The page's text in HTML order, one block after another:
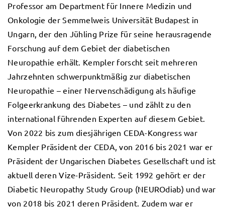
Professor am Department für Innere Medizin und
Onkologie der Semmelweis Universität Budapest in
Ungarn, der den Jühling Prize für seine herausragende
Forschung auf dem Gebiet der diabetischen
Neuropathie erhält. Kempler forscht seit mehreren
Jahrzehnten schwerpunktmäßig zur diabetischen
Neuropathie – einer Nervenschädigung als häufige
Folgeerkrankung des Diabetes – und zählt zu den
international führenden Experten auf diesem Gebiet.
Von 2022 bis zum diesjährigen CEDA-Kongress war
Kempler Präsident der CEDA, von 2016 bis 2021 war er
Präsident der Ungarischen Diabetes Gesellschaft und ist
aktuell deren Vize-Präsident. Seit 1992 gehört er der
Diabetic Neuropathy Study Group (NEUROdiab) und war
von 2018 bis 2021 deren Präsident. Zudem war er